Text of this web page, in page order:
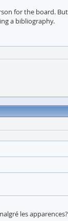
for the board.
a bibliography.
les apparences?